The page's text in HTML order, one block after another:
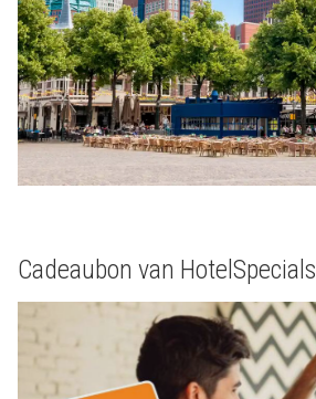
Cadeaubon van HotelSpecials